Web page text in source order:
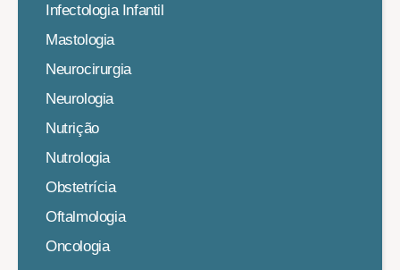
Infectologia Infantil
Mastologia
Neurocirurgia
Neurologia
Nutrição
Nutrologia
Obstetrícia
Oftalmologia
Oncologia